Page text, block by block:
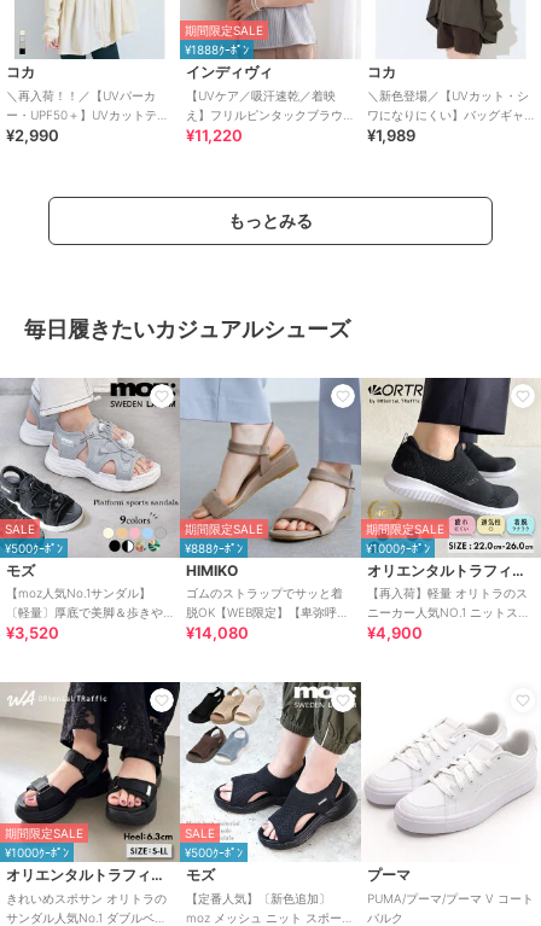
コカ
＼再入荷！！／【UVパーカ
ー・UPF50＋】UVカットティ
アードパーカー 全4色
¥2,990
期間限定SALE
¥1888ｸｰﾎﾟﾝ
インディヴィ
【UVケア／吸汗速乾／着映
え】フリルピンタックブラウ
ス
¥11,220
コカ
＼新色登場／【UVカット・シ
ワになりにくい】バッグギャ
ザーUVパーカー 全4色
¥1,989
もっとみる
毎日履きたいカジュアルシューズ
SALE
¥500ｸｰﾎﾟﾝ
モズ
【moz人気No.1サンダル】
〔軽量〕厚底で美脚＆歩きや
すい！疲れにくいフィット感
¥3,520
期間限定SALE
¥888ｸｰﾎﾟﾝ
HIMIKO
ゴムのストラップでサッと着
脱OK【WEB限定】【卑弥呼
26SS】ゴムストラップサンダ
¥14,080
期間限定SALE
¥1000ｸｰﾎﾟﾝ
オリエンタルトラフィック
【再入荷】軽量 オリトラのス
ニーカー人気NO.1 ニットスニ
ーカー スリッポン /3709
¥4,900
期間限定SALE
¥1000ｸｰﾎﾟﾝ
オリエンタルトラフィック
きれいめスポサン オリトラの
サンダル人気No.1 ダブルベル
SALE
¥500ｸｰﾎﾟﾝ
モズ
【定番人気】〔新色追加〕
moz メッシュ ニット スポーツ
プーマ
PUMA/プーマ/プーマ V コート
バルク